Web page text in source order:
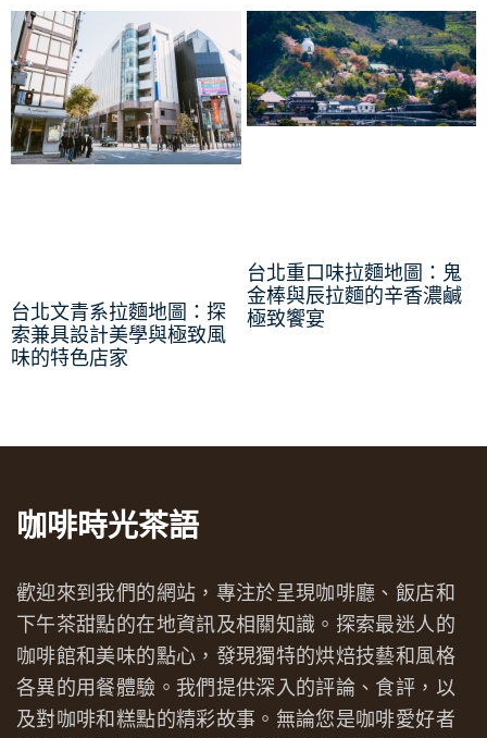
台北文青系拉麵地圖：探
索兼具設計美學與極致風
味的特色店家
台北重口味拉麵地圖：鬼
金棒與辰拉麵的辛香濃鹹
極致饗宴
咖啡時光茶語
歡迎來到我們的網站，專注於呈現咖啡廳、飯店和
下午茶甜點的在地資訊及相關知識。探索最迷人的
咖啡館和美味的點心，發現獨特的烘焙技藝和風格
各異的用餐體驗。我們提供深入的評論、食評，以
及對咖啡和糕點的精彩故事。無論您是咖啡愛好者